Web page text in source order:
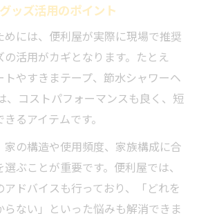
ッズ活用のポイント
には、便利屋が実際に現場で推奨
の活用がカギとなります。たとえ
トやすきまテープ、節水シャワーヘ
、コストパフォーマンスも良く、短
るアイテムです。
の構造や使用頻度、家族構成に合
ぶことが重要です。便利屋では、
ドバイスも行っており、「どれを
ない」といった悩みも解消できま